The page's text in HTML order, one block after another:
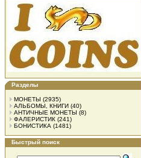
Разделы
МОНЕТЫ (2935)
АЛЬБОМЫ, КНИГИ (40)
АНТИЧНЫЕ МОНЕТЫ (8)
ФАЛЕРИСТИК (241)
БОНИСТИКА (1481)
Быстрый поиск